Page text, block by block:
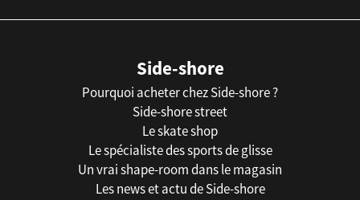
Side-shore
Pourquoi acheter chez Side-shore ?
Side-shore street
Le skate shop
Le spécialiste des sports de glisse
Un vrai shape-room dans le magasin
Les news et actu de Side-shore